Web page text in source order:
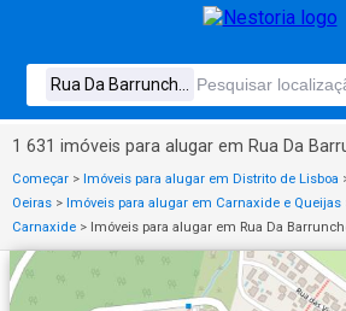
1 631 imóveis para alugar em Rua Da
Começar > Imóveis para alugar em Distrito de Lisboa
Oeiras > Imóveis para alugar em Carnaxide e Queijas
Carnaxide > Imóveis para alugar em Rua Da